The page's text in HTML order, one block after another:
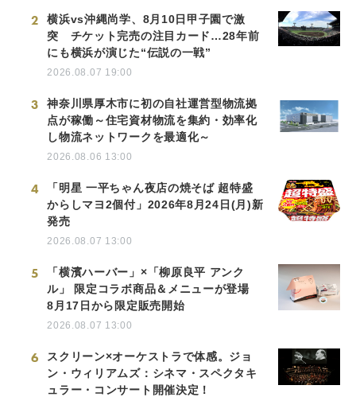
2
横浜vs沖縄尚学、8月10日甲子園で激
突 チケット完売の注目カード…28年前
にも横浜が演じた“伝説の一戦”
2026.08.07 19:00
3
神奈川県厚木市に初の自社運営型物流拠
点が稼働～住宅資材物流を集約・効率化
し物流ネットワークを最適化～
2026.08.06 13:00
4
「明星 一平ちゃん夜店の焼そば 超特盛
からしマヨ2個付」2026年8月24日(月)新
発売
2026.08.07 13:00
5
「横濱ハーバー」×「柳原良平 アンク
ル」 限定コラボ商品＆メニューが登場
8月17日から限定販売開始
2026.08.07 13:00
6
スクリーン×オーケストラで体感。ジョ
ン・ウィリアムズ：シネマ・スペクタキ
ュラー・コンサート開催決定！